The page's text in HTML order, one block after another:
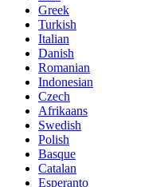
Greek
Turkish
Italian
Danish
Romanian
Indonesian
Czech
Afrikaans
Swedish
Polish
Basque
Catalan
Esperanto